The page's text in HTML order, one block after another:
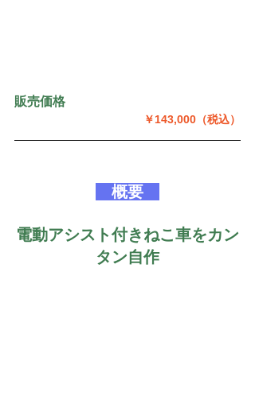
販売価格
￥143,000（税込）
概要
電動アシスト付きねこ車をカン
タン自作